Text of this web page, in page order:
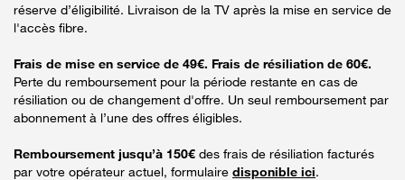
réserve d’éligibilité. Livraison de la TV après la mise en service de
l'accès fibre.
Frais de mise en service de 49€. Frais de résiliation de 60€.
Perte du remboursement pour la période restante en cas de
résiliation ou de changement d'offre. Un seul remboursement par
abonnement à l’une des offres éligibles.
Remboursement jusqu’à 150€ des frais de résiliation facturés
par votre opérateur actuel, formulaire disponible ici.